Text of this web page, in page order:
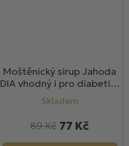
Moštěnický sirup Jahoda
DIA vhodný i pro diabetiky
700ml
Skladem
77 Kč
89 Kč